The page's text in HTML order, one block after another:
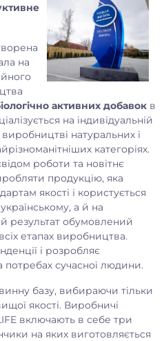
на
активних добавок в
на індивідуальній
натуральних і
категоріях.
роботи та новітнє
продукцію, яка
якості і користується
а й на
результат обумовлений
етапах виробництва.
і розробляє
сучасної людини.
базу, вибираючи тільки
якості. Виробничі
включають в себе три
на яких виготовляється